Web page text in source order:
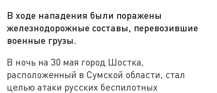
В ходе нападения были поражены
железнодорожные составы, перевозившие
военные грузы.
В ночь на 30 мая город Шостка,
расположенный в Сумской области, стал
целью атаки русских беспилотных